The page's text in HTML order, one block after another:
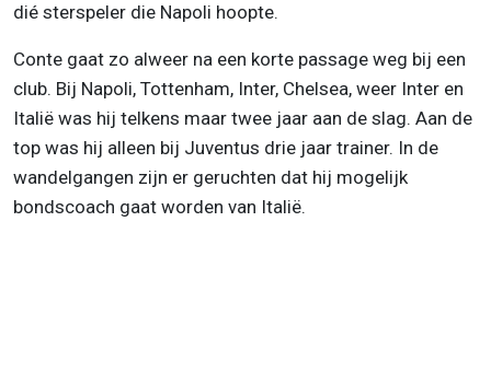
dié sterspeler die Napoli hoopte.
Conte gaat zo alweer na een korte passage weg bij een
club. Bij Napoli, Tottenham, Inter, Chelsea, weer Inter en
Italië was hij telkens maar twee jaar aan de slag. Aan de
top was hij alleen bij Juventus drie jaar trainer. In de
wandelgangen zijn er geruchten dat hij mogelijk
bondscoach gaat worden van Italië.